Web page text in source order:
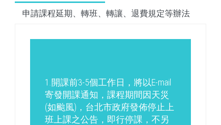
申請課程延期、轉班、轉讓、退費規定等辦法
1.開課前3-5個工作日，將以E-mail
寄發開課通知，課程期間因天災
(如颱風)，台北市政府發佈停止上
班上課之公告，即行停課，不另